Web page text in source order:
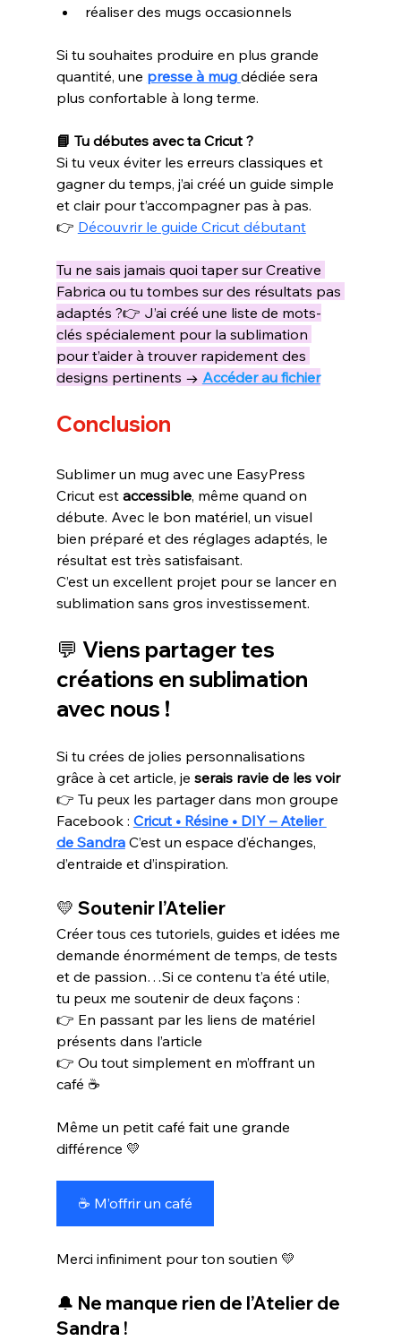
réaliser des mugs occasionnels
Si tu souhaites produire en plus grande
quantité, une presse à mug dédiée sera
plus confortable à long terme.
📘 Tu débutes avec ta Cricut ?
Si tu veux éviter les erreurs classiques et
gagner du temps, j’ai créé un guide simple
et clair pour t’accompagner pas à pas.
👉 Découvrir le guide Cricut débutant
Tu ne sais jamais quoi taper sur Creative
Fabrica ou tu tombes sur des résultats pas
adaptés ?👉 J’ai créé une liste de mots-
clés spécialement pour la sublimation
pour t’aider à trouver rapidement des
designs pertinents → Accéder au fichier
Conclusion
Sublimer un mug avec une EasyPress
Cricut est accessible, même quand on
débute. Avec le bon matériel, un visuel
bien préparé et des réglages adaptés, le
résultat est très satisfaisant.
C’est un excellent projet pour se lancer en
sublimation sans gros investissement.
💬 Viens partager tes
créations en sublimation
avec nous !
Si tu crées de jolies personnalisations
grâce à cet article, je serais ravie de les voir
👉 Tu peux les partager dans mon groupe
Facebook : Cricut • Résine • DIY – Atelier
de Sandra C’est un espace d’échanges,
d’entraide et d’inspiration.
💛 Soutenir l’Atelier
Créer tous ces tutoriels, guides et idées me
demande énormément de temps, de tests
et de passion…Si ce contenu t’a été utile,
tu peux me soutenir de deux façons :
👉 En passant par les liens de matériel
présents dans l’article
👉 Ou tout simplement en m’offrant un
café ☕
Même un petit café fait une grande
différence 💛
☕ M’offrir un café
Merci infiniment pour ton soutien 💛
🔔 Ne manque rien de l’Atelier de
Sandra !